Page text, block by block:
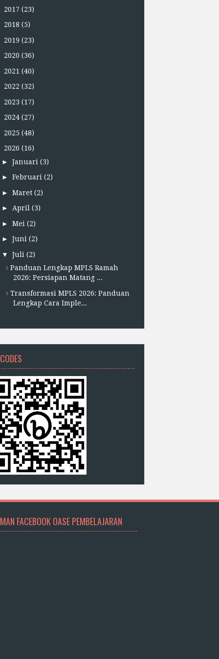
2017 (23)
2018 (5)
2019 (23)
2020 (36)
2021 (40)
2022 (32)
2023 (17)
2024 (27)
2025 (48)
2026 (16)
► Januari (3)
► Februari (2)
► Maret (2)
► April (3)
► Mei (2)
► Juni (2)
▼
Juli (2)
Panduan Lengkap MPLS Ramah
2026: Persiapan Matang ...
Transformasi MPLS 2026: Panduan
Lengkap Cara Imple...
FACEBOOK OASE PEMBELAJARAN